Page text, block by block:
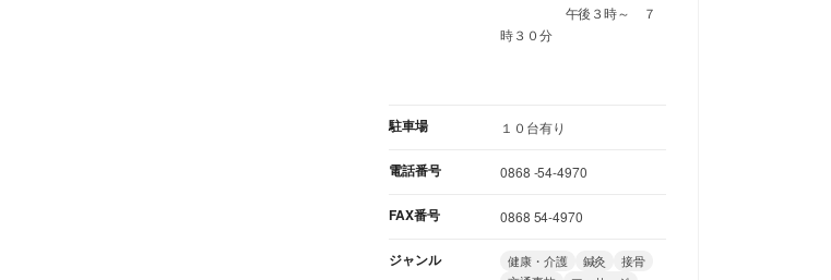
午後３時～ ７
時３０分
駐車場 １０台有り
電話番号 0868 -54-4970
FAX番号 0868 54-4970
ジャンル 健康・介護 鍼灸
接骨